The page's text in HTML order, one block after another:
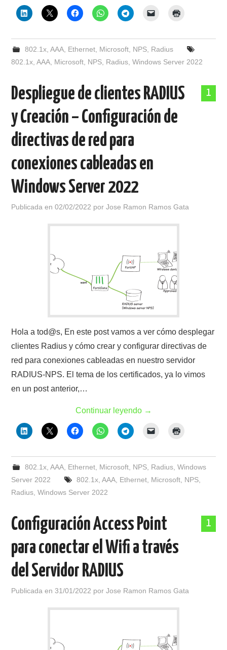
802.1x, AAA, Ethernet, Microsoft, NPS, Radius
802.1x ,AAA Microsoft NPS Radius ,Windows Server 2022
1
Despliegue de clientes RADIUS
y Creación – Configuración de
directivas de red para
conexiones cableadas en
Windows Server 2022
Publicada en02/02/2022 porJose Ramon Ramos Gata
Hola a tod@s, En este post vamos a ver cómo desplegar
clientes Radius y cómo crear y configurar directivas de
red para conexiones cableadas en nuestro servidor
RADIUS-NPS. El tema de los certificados, ya lo vimos
en un post anterior,…
Continuar leyendo →
802.1x, AAA, Ethernet, Microsoft, NPS, Radius, Windows
Server 2022
802.1x, AAA, Ethernet, Microsoft, NPS,
Radius ,Windows Server 2022
1
Configuración Access Point
para conectar el Wifi a través
del Servidor RADIUS
Publicada en31/01/2022 porJose Ramon Ramos Gata